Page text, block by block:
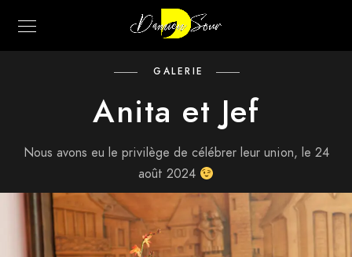
GALERIE
Anita et Jef
Nous avons eu le privilège de célébrer leur union, le 24
août 2024